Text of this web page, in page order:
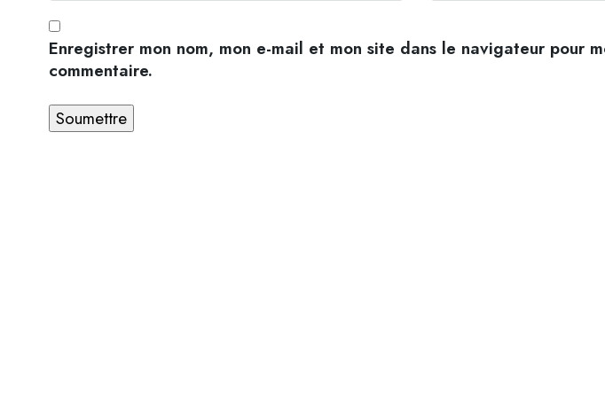
Enregistrer mon nom, mon e-mail et mon site dans le navigateur pour
commentaire.